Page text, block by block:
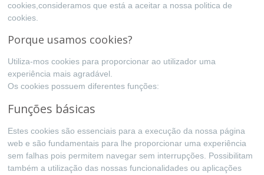
cookies,consideramos que está a aceitar a nossa politica de
cookies.
Porque usamos cookies?
Utiliza-mos cookies para proporcionar ao utilizador uma
experiência mais agradável.
Os cookies possuem diferentes funções:
Funções básicas
Estes cookies são essenciais para a execução da nossa página
web e são fundamentais para lhe proporcionar uma experiência
sem falhas pois permitem navegar sem interrupções. Possibilitam
também a utilização das nossas funcionalidades ou aplicações